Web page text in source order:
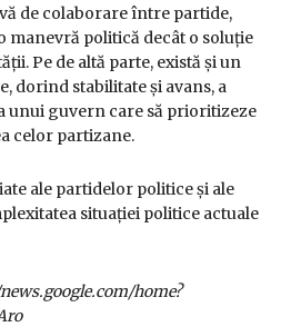
de colaborare între partide,
manevră politică decât o soluție
Pe de altă parte, există și un
dorind stabilitate și avans, a
guvern care să prioritizeze
celor partizane.
ale partidelor politice și ale
situației politice actuale
home?